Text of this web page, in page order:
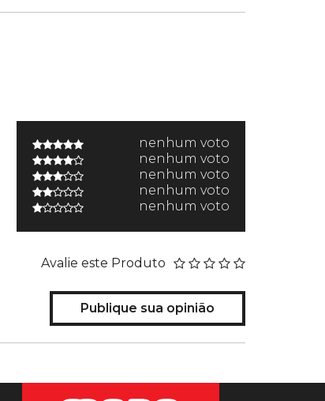
nenhum voto
nenhum voto
nenhum voto
nenhum voto
nenhum voto
Avalie este Produto
Publique sua opinião